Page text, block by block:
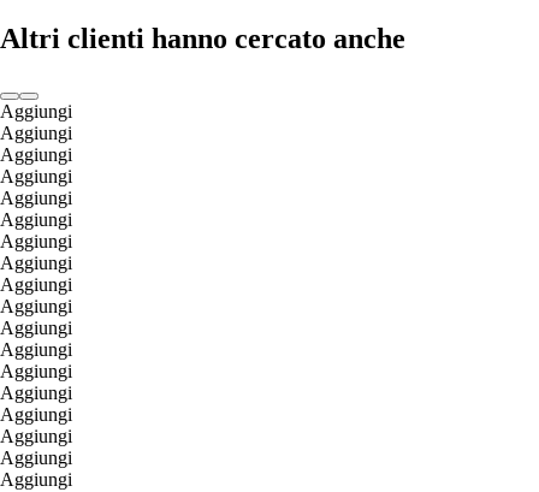
Altri clienti hanno cercato anche
Aggiungi
Aggiungi
Aggiungi
Aggiungi
Aggiungi
Aggiungi
Aggiungi
Aggiungi
Aggiungi
Aggiungi
Aggiungi
Aggiungi
Aggiungi
Aggiungi
Aggiungi
Aggiungi
Aggiungi
Aggiungi